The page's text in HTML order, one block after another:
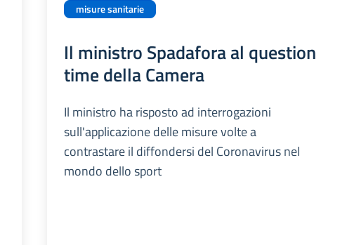
misure sanitarie
Il ministro Spadafora al question
time della Camera
Il ministro ha risposto ad interrogazioni
sull'applicazione delle misure volte a
contrastare il diffondersi del Coronavirus nel
mondo dello sport